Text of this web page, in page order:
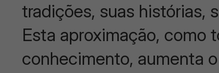
tradições, suas histórias,
Esta aproximação, como
conhecimento, aumenta